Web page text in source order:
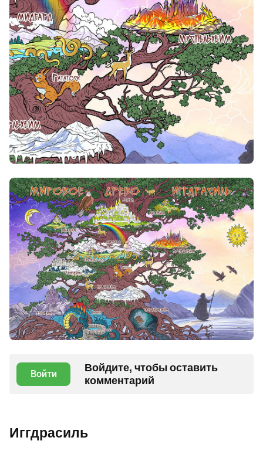
Войти
Войдите, чтобы оставить
комментарий
Иггдрасиль